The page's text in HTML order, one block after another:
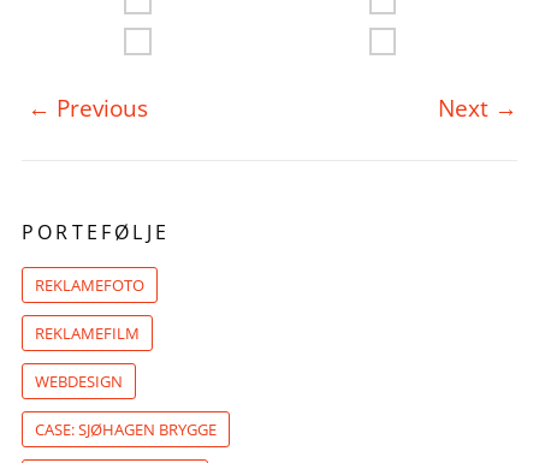
← Previous Next →
PORTEFØLJE
REKLAMEFOTO
REKLAMEFILM
WEBDESIGN
CASE: SJØHAGEN BRYGGE